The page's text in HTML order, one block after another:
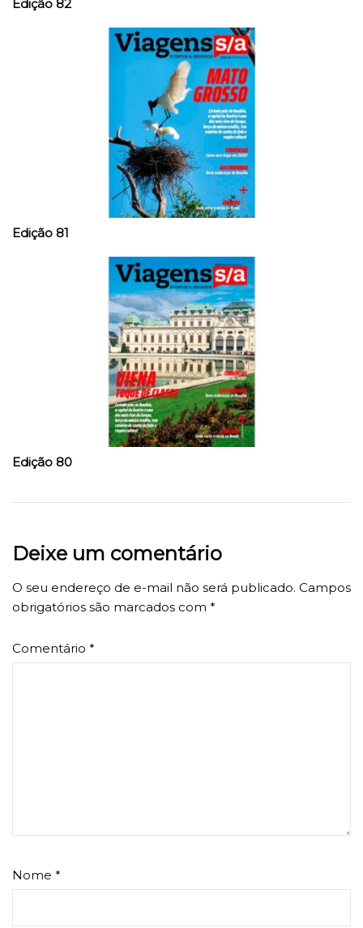
Edição 82
Edição 81
Edição 80
Deixe um comentário
O seu endereço de e-mail não será publicado. Campos
obrigatórios são marcados com *
Comentário *
Nome *